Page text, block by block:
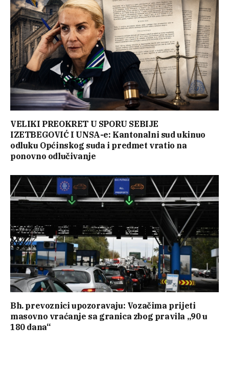
VELIKI PREOKRET U SPORU SEBIJE
IZETBEGOVIĆ I UNSA-e: Kantonalni sud ukinuo
odluku Općinskog suda i predmet vratio na
ponovno odlučivanje
Bh. prevoznici upozoravaju: Vozačima prijeti
masovno vraćanje sa granica zbog pravila „90 u
180 dana“